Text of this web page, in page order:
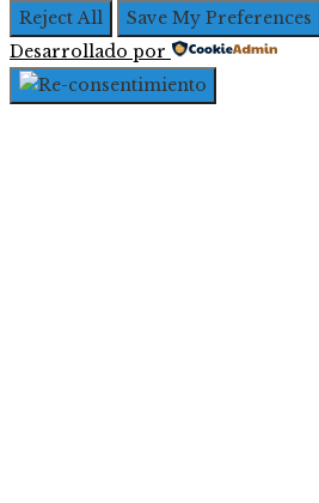
Reject All Save My Preferences
Desarrollado por